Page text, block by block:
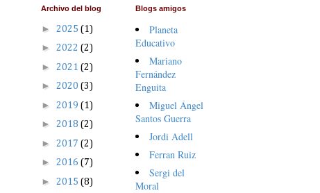
Archivo del blog
► 2025 (1)
► 2022 (2)
► 2021 (2)
► 2020 (3)
► 2019 (1)
► 2018 (2)
► 2017 (2)
► 2016 (7)
► 2015 (8)
Blogs amigos
Planeta
Educativo
Mariano
Fernández
Enguita
Miguel Ángel
Santos Guerra
Jordi Adell
Ferran Ruiz
Sergi del
Moral